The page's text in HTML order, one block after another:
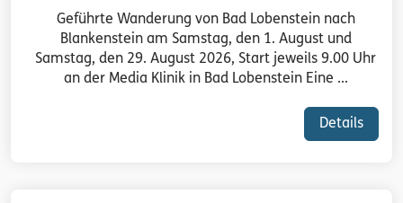
Geführte Wanderung von Bad Lobenstein nach
Blankenstein am Samstag, den 1. August und
Samstag, den 29. August 2026, Start jeweils 9.00 Uhr
an der Media Klinik in Bad Lobenstein Eine ...
Details